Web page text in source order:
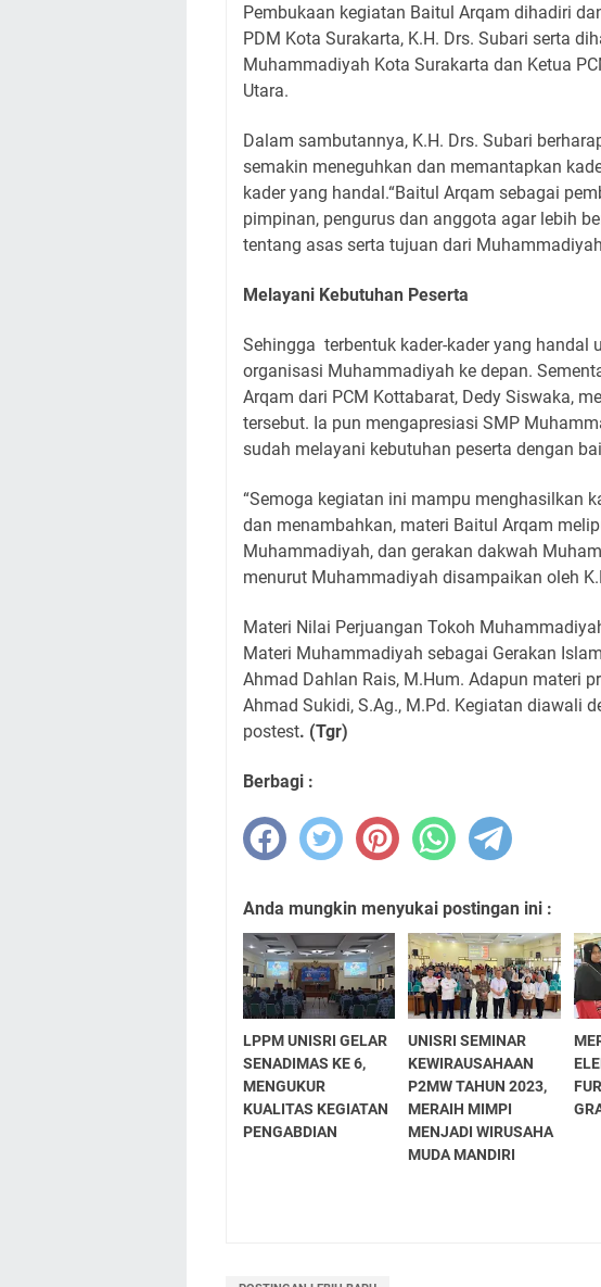
Pembukaan kegiatan Baitul Arqam dihadiri
PDM Kota Surakarta, K.H. Drs. Subari serta
Muhammadiyah Kota Surakarta dan Ketua
Utara.
Dalam sambutannya, K.H. Drs. Subari
semakin meneguhkan dan memantapkan
kader yang handal.“Baitul Arqam sebagai
pimpinan, pengurus dan anggota agar lebih
tentang asas serta tujuan dari
Melayani Kebutuhan Peserta
Sehingga terbentuk kader-kader yang handal
organisasi Muhammadiyah ke depan.
Arqam dari PCM Kottabarat, Dedy Siswaka,
tersebut. Ia pun mengapresiasi SMP
sudah melayani kebutuhan peserta dengan
“Semoga kegiatan ini mampu menghasilkan
dan menambahkan, materi Baitul Arqam
Muhammadiyah, dan gerakan dakwah
menurut Muhammadiyah disampaikan oleh
Materi Nilai Perjuangan Tokoh
Materi Muhammadiyah sebagai Gerakan
Ahmad Dahlan Rais, M.Hum. Adapun materi
Ahmad Sukidi, S.Ag., M.Pd. Kegiatan diawali
postest. (Tgr)
Berbagi :
Anda mungkin menyukai postingan ini :
LPPM UNISRI GELAR
SENADIMAS KE 6,
MENGUKUR
KUALITAS KEGIATAN
PENGABDIAN
UNISRI SEMINAR
KEWIRAUSAHAAN
P2MW TAHUN 2023,
MERAIH MIMPI
MENJADI WIRUSAHA
MUDA MANDIRI